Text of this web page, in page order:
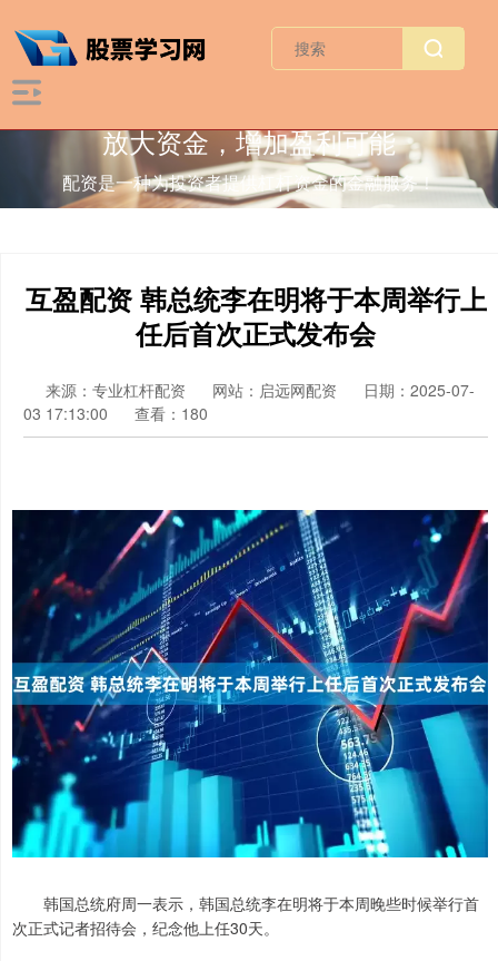
放大资金，增加盈利可能
配资是一种为投资者提供杠杆资金的金融服务！
互盈配资 韩总统李在明将于本周举行上
任后首次正式发布会
来源：专业杠杆配资 网站：启远网配资
日期：2025-07-
03 17:13:00
查看：180
韩国总统府周一表示，韩国总统李在明将于本周晚些时候举行首
次正式记者招待会，纪念他上任30天。